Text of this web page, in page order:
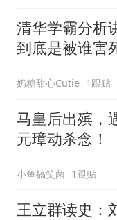
清华学霸分析
到底是被谁害
奶糖甜心Cutie 1跟贴
马皇后出殡，
元璋动杀念！
小鱼搞笑菌 1跟贴
王立群读史：